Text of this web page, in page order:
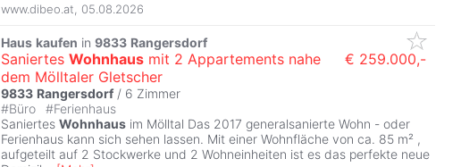
www.dibeo.at 05.08.2026
Haus kaufen in 9833 Rangersdorf
Saniertes Wohnhaus mit 2 Appartements nahe
dem Mölltaler Gletscher
€ 259.000,-
9833 Rangersdorf / 6 Zimmer
#Büro #Ferienhaus
Saniertes Wohnhaus im Mölltal Das 2017 generalsanierte Wohn - oder
Ferienhaus kann sich sehen lassen. Mit einer Wohnfläche von ca. 85 m² ,
aufgeteilt auf 2 Stockwerke und 2 Wohneinheiten ist es das perfekte neue